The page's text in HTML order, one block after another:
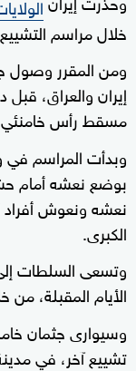
خلال مراسم التشييع
ومن المقرر وصول
إيران والعراق،
مسقط رأس خامنئي،
وبدأت المراسم
بوضع نعشه أمام
نعشه ونعوش أفراد
الكبرى.
وتسعى السلطات
الأيام المقبلة،
وسيوارى جثمان
تشييع آخر، في